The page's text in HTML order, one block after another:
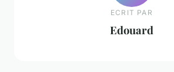
ECRIT PAR
Edouard